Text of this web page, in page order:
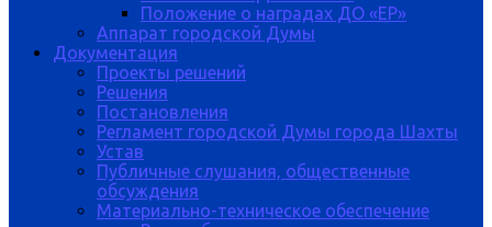
Положение о наградах ДО «ЕР»
Аппарат городской Думы
Документация
Проекты решений
Решения
Постановления
Регламент городской Думы города Шахты
Устав
Публичные слушания, общественные
обсуждения
Материально-техническое обеспечение